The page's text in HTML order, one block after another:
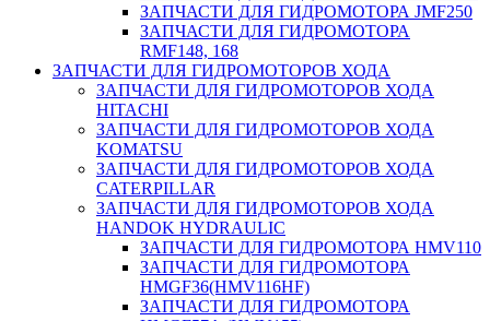
ЗАПЧАСТИ ДЛЯ ГИДРОМОТОРА JMF250
ЗАПЧАСТИ ДЛЯ ГИДРОМОТОРА
RMF148, 168
ЗАПЧАСТИ ДЛЯ ГИДРОМОТОРОВ ХОДА
ЗАПЧАСТИ ДЛЯ ГИДРОМОТОРОВ ХОДА
HITACHI
ЗАПЧАСТИ ДЛЯ ГИДРОМОТОРОВ ХОДА
KOMATSU
ЗАПЧАСТИ ДЛЯ ГИДРОМОТОРОВ ХОДА
CATERPILLAR
ЗАПЧАСТИ ДЛЯ ГИДРОМОТОРОВ ХОДА
HANDOK HYDRAULIC
ЗАПЧАСТИ ДЛЯ ГИДРОМОТОРА HMV110
ЗАПЧАСТИ ДЛЯ ГИДРОМОТОРА
HMGF36(HMV116HF)
ЗАПЧАСТИ ДЛЯ ГИДРОМОТОРА